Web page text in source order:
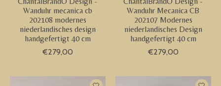
Wanduhr mecanica cb
202108 modernes
niederlandisches design
handgefertigt 40 cm
€279,00
Wanduhr Mecanica CB
202107 Modernes
niederlandisches Design
handgefertigt 40 cm
€279,00